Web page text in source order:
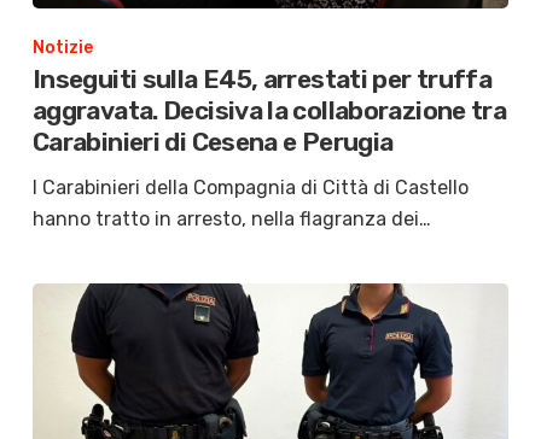
Notizie
Inseguiti sulla E45, arrestati per truffa
aggravata. Decisiva la collaborazione tra
Carabinieri di Cesena e Perugia
I Carabinieri della Compagnia di Città di Castello
hanno tratto in arresto, nella flagranza dei…